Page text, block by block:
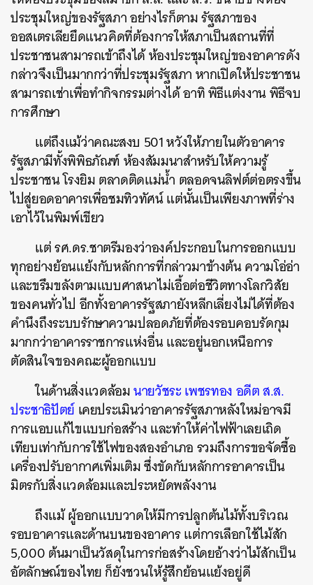
ประชุมใหญ่ของรัฐสภา อย่างไรก็ตาม รัฐสภาของ
ออสเตรเลียยึดแนวคิดที่ต้องการให้สภาเป็นสถานที่ที่
ประชาชนสามารถเข้าถึงได้ ห้องประชุมใหญ่ของอาคารดัง
กล่าวจึงเป็นมากกว่าที่ประชุมรัฐสภา หากเปิดให้ประชาชน
สามารถเช่าเพื่อทำกิจกรรมต่างได้ อาทิ พิธีแต่งงาน พิธีจบ
การศึกษา
แต่ถึงแม้ว่าคณะสงบ 501 หวังให้ภายในตัวอาคาร
รัฐสภามีทั้งพิพิธภัณฑ์ ห้องสัมมนาสำหรับให้ความรู้
ประชาชน โรงยิม ตลาดติดแม่น้ำ ตลอดจนลิฟต์ต่อตรงขึ้น
ไปสู่ยอดอาคารเพื่อชมทิวทัศน์ แต่นั้นเป็นเพียงภาพที่ร่าง
เอาไว้ในพิมพ์เขียว
แต่ รศ.ดร.ชาตรีมองว่าองค์ประกอบในการออกแบบ
ทุกอย่างย้อนแย้งกับหลักการที่กล่าวมาข้างต้น ความโอ่อ่า
และขรึมขลังตามแบบศาสนาไม่เอื้อต่อชีวิตทางโลกวิสัย
ของคนทั่วไป อีกทั้งอาคารรัฐสภายังหลีกเลี่ยงไม่ได้ที่ต้อง
คำนึงถึงระบบรักษาความปลอดภัยที่ต้องรอบคอบรัดกุม
มากกว่าอาคารราชการแห่งอื่น และอยู่นอกเหนือการ
ตัดสินใจของคณะผู้ออกแบบ
ในด้านสิ่งแวดล้อมนายวัชระ เพชรทอง อดีต ส.ส.
ประชาธิปัตย์เคยประเมินว่าอาคารรัฐสภาหลังใหม่อาจมี
การแอบแก้ไขแบบก่อสร้าง และทำให้ค่าไฟฟ้าเลยเถิด
เทียบเท่ากับการใช้ไฟของสองอำเภอ รวมถึงการขอจัดซื้อ
เครื่องปรับอากาศเพิ่มเติม ซึ่งขัดกับหลักการอาคารเป็น
มิตรกับสิ่งแวดล้อมและประหยัดพลังงาน
ถึงแม้ ผู้ออกแบบวาดให้มีการปลูกต้นไม้ทั้งบริเวณ
รอบอาคารและด้านบนของอาคาร แต่การเลือกใช้ไม้สัก
5,000 ต้นมาเป็นวัสดุในการก่อสร้างโดยอ้างว่าไม้สักเป็น
อัตลักษณ์ของไทย ก็ยังชวนให้รู้สึกย้อนแย้งอยู่ดี